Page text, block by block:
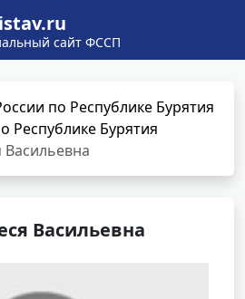
сайт ФССП
по Республике Бурятия
Республике Бурятия
Васильевна